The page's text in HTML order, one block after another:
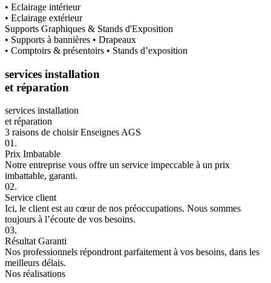
• Eclairage intérieur
• Eclairage extérieur
Supports Graphiques & Stands d'Exposition
• Supports à bannières • Drapeaux
• Comptoirs & présentoirs • Stands d’exposition
services installation
et réparation
services installation
et réparation
3 raisons de choisir Enseignes AGS
01.
Prix Imbatable
Notre entreprise vous offre un service impeccable à un prix
imbattable, garanti.
02.
Service client
Ici, le client est au cœur de nos préoccupations. Nous sommes
toujours à l’écoute de vos besoins.
03.
Résultat Garanti
Nos professionnels répondront parfaitement à vos besoins, dans les
meilleurs délais.
Nos réalisations